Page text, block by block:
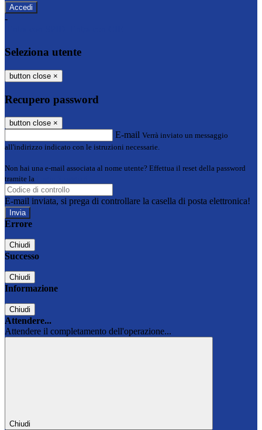
-
Seleziona utente
button close ×
Recupero password
button close ×
E-mail Verrà inviato un messaggio
all'indirizzo indicato con le istruzioni necessarie.
Non hai una e-mail associata al nome utente? Effettua il reset della password
tramite la
E-mail inviata, si prega di controllare la casella di posta elettronica!
Errore
Chiudi
Successo
Chiudi
Informazione
Chiudi
Attendere...
Attendere il completamento dell'operazione...
Chiudi